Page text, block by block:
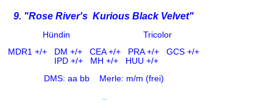
9. "Rose River's Kurious Black Velvet"
Hündin Tricolor
MDR1 +/+
DM +/+ CEA +/+
PRA +/+ GCS +/+
IPD +/+MH +/+ HUU +/+
DMS: aa bbMerle: m/m (frei)